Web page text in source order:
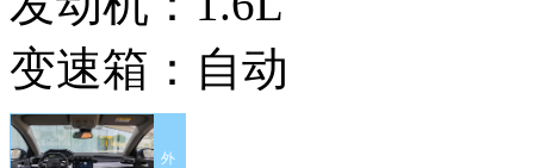
变速箱： 自动
外